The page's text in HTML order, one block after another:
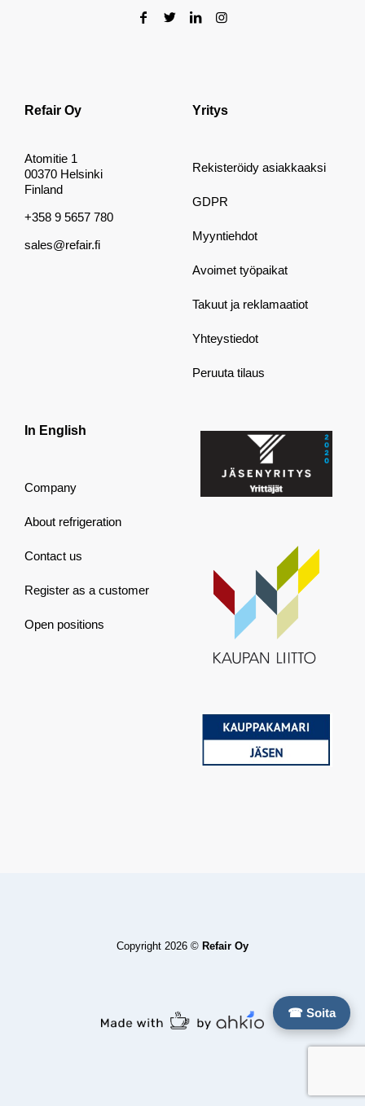
Refair Oy
Atomitie 1
00370 Helsinki
Finland
+358 9 5657 780
sales@refair.fi
Yritys
Rekisteröidy asiakkaaksi
GDPR
Myyntiehdot
Avoimet työpaikat
Takuut ja reklamaatiot
Yhteystiedot
Peruuta tilaus
In English
Company
About refrigeration
Contact us
Register as a customer
Open positions
☎ Soita
Copyright 2026 © Refair Oy